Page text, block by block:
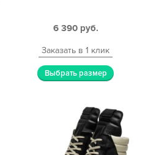
6 390 руб.
Заказать в 1 клик
Выбрать размер